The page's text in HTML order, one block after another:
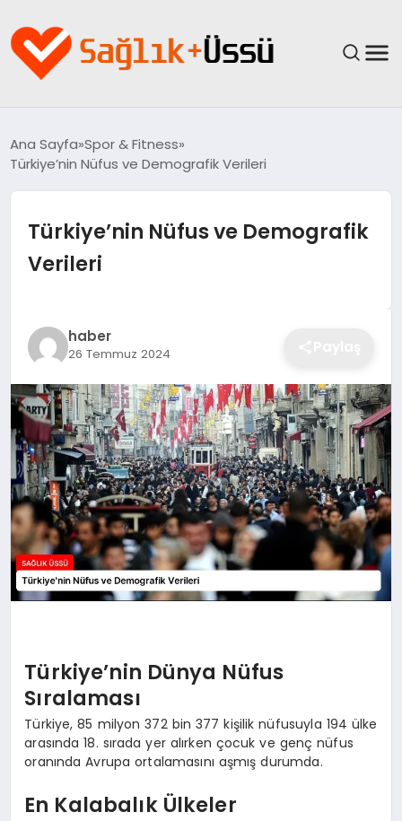
YAŞAM
SAĞLIK
GÜNCEL
BESLENME
Ana Sayfa Spor & Fitness
Türkiye’nin Nüfus ve Demografik Verileri
Türkiye’nin Nüfus ve Demografik
Verileri
haber
26 Temmuz 2024
Türkiye’nin Dünya Nüfus
Sıralaması
Türkiye, 85 milyon 372 bin 377 kişilik nüfusuyla 194 ülke
arasında 18. sırada yer alırken çocuk ve genç nüfus
oranında Avrupa ortalamasını aşmış durumda.
En Kalabalık Ülkeler